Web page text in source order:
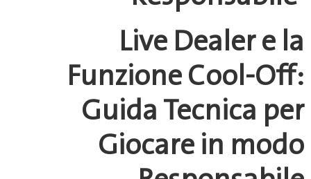
Live Dealer e la
Funzione Cool‑Off:
Guida Tecnica per
Giocare in modo